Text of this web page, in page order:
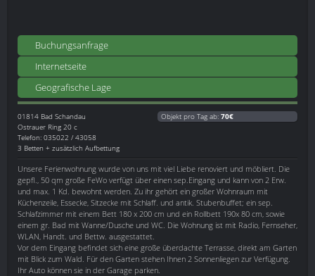
Buchungsanfrage
Internetseite
Geografische Lage
01814 Bad Schandau
Ostrauer Ring 20 c
Telefon: 035022 / 43058
3 Betten + zusätzlich Aufbettung
Objekt pro Tag ab: 70€
Unsere Ferienwohnung wurde von uns mit viel Liebe renoviert und möbliert. Die
gepfl., 50 qm große FeWo verfügt über einen sep.Eingang und kann von 2 Erw.
und max. 1 Kd. bewohnt werden. Zu ihr gehört ein großer Wohnraum mit
Küchenzeile, Essecke, Sitzecke mit Schlaff. und antik. Stubenbuffet; ein sep.
Schlafzimmer mit einem Bett 180 x 200 cm und ein Rollbett 190x 80 cm, sowie
einem gr. Bad mit Wanne/Dusche und WC. Die Wohnung ist mit Radio, Fernseher,
WLAN, Handt. und Bettw. ausgestattet.
Vor dem Eingang befindet sich eine große überdachte Terrasse, direkt am Garten
mit Blick zum Wald. Für den Garten stehen Ihnen 2 Sonnenliegen zur Verfügung.
Ihr Auto können sie in der Garage parken.